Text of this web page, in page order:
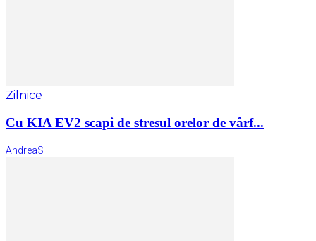
Zilnice
Cu KIA EV2 scapi de stresul orelor de vârf...
AndreaS